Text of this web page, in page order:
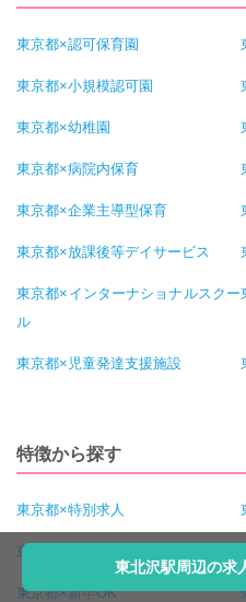
東北沢駅周辺の求
東京都×認可保育園
東京都×小規模認可園
東京都×幼稚園
東京都×病院内保育
東京都×企業主導型保育
東京都×放課後等デイサービス
東京都×インターナショナルスクー
ル
東京都×児童発達支援施設
特徴から探す
東京都×特別求人
東京都×賞与4ヶ月以上
東京都×新卒OK